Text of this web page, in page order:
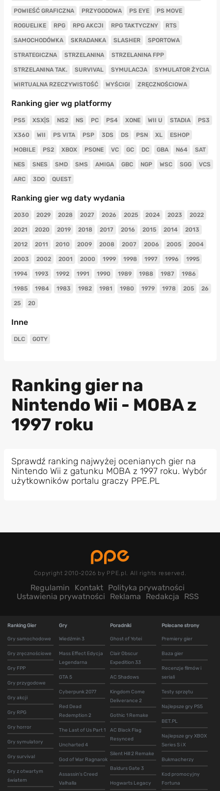
POWIEŚĆ GRAFICZNA PRZYGODOWA PS EYE PS MOVE
ROGUELIKE RPG RPG AKCJI RPG TAKTYCZNY RTS
SAMOCHODÓWKA SKRADANKA SLASHER SPORTOWA
STRATEGICZNA STRZELANINA STRZELANINA FPP
STRZELANINA TAK. SURVIVAL SYMULACJA SYMULATOR ŻYCIA
WIRTUALNA RZECZYWISTOŚĆ WYŚCIGI ZRĘCZNOŚCIOWA
Ranking gier wg platformy
PS5 XSX|S NS2 NS PC PS4 XONE WII U STADIA PS3
X360 WII PS VITA PSP 3DS DS PSN XL ESHOP
MOBILE PS2 XBOX PSONE VC GC DC GBA N64 SAT
NES SNES SMD SMS AMIGA GBC NGP WSC SGG VCS
ARC 3DO QUEST
Ranking gier wg daty wydania
2030 2029 2028 2027 2026 2025 2024 2023 2022
2021 2020 2019 2018 2017 2016 2015 2014 2013
2012 2011 2010 2009 2008 2007 2006 2005 2004
2003 2002 2001 2000 1999 1998 1997 1996 1995
1994 1993 1992 1991 1990 1989 1988 1987 1986
1985 1984 1983 1982 1981 1980 1979 1978 205 26
25 20
Inne
DLC GOTY
Ranking gier na
Nintendo Wii - MOBA z
1997 roku
Sprawdź ranking najwyżej ocenianych gier na
Nintendo Wii z gatunku MOBA z 1997 roku. Wybór
użytkowników portalu graczy PPE.PL
Copyright 2010-2026 by PPE.pl. All rights reserved.
Regulamin Kontakt Polityka prywatności
Ustawienia prywatności
Reklama Redakcja RSS
Ranking Gier
Gry samochodowe
Gry zręcznościowe
Gry FPP
Gry przygodowe
Gry akcji
Gry RPG
Gry horror
Gry symulatory
Gry survival
Gry z otwartym
światem
Gry
Wiedźmin 3
Mass Effect Edycja
Legendarna
GTA 5
Cyberpunk 2077
Red Dead
Redemption 2
The Last of Us Part 1
Uncharted 4
God of War Ragnarok
Assassin's Creed
Valhalla
Poradniki
Ghost of Yotei
Clair Obscur
Expedition 33
AC Shadows
Kingdom Come
Deliverance 2
Gothic 1 Remake
AC Black Flag
Resynced
Silent Hill 2 Remake
Baldurs Gate 3
Hogwarts Legacy
Polecane strony
Premiery gier
Baza gier
Recenzje filmów i
seriali
Testy sprzętu
Najlepsze gry PS5
BET.PL
Najlepsze gry XBOX
Series S i X
Bukmacherzy
Kod promocyjny
Fortuna